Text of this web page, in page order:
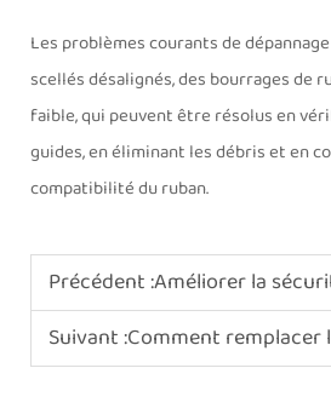
Les problèmes courants de
scellés désalignés, des bourrages de
faible, qui peuvent être résolus en
guides, en éliminant les débris et en
compatibilité du ruban.
Précédent :Améliorer la sécurité logistique
Suivant :Comment remplacer la courroie en téflon